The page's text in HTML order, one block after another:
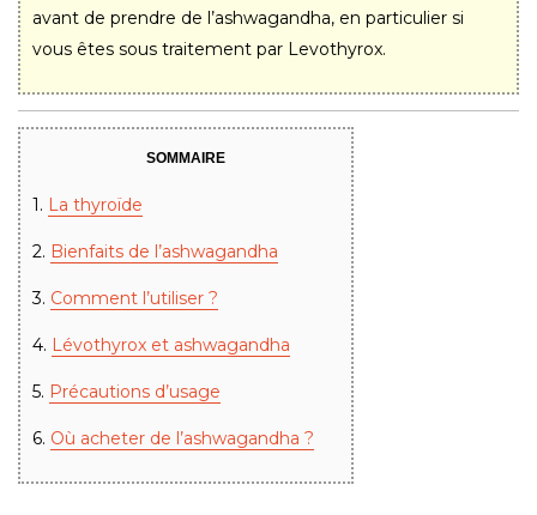
avant de prendre de l’ashwagandha, en particulier si
vous êtes sous traitement par Levothyrox.
SOMMAIRE
1. La thyroïde
2. Bienfaits de l’ashwagandha
3. Comment l’utiliser ?
4. Lévothyrox et ashwagandha
5. Précautions d’usage
6. Où acheter de l’ashwagandha ?